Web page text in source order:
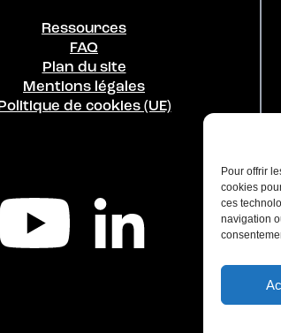
Pour offrir
cookies
ces
navigation
Ressources
FAQ
Plan du site
Mentions légales
Politique de cookies (UE)